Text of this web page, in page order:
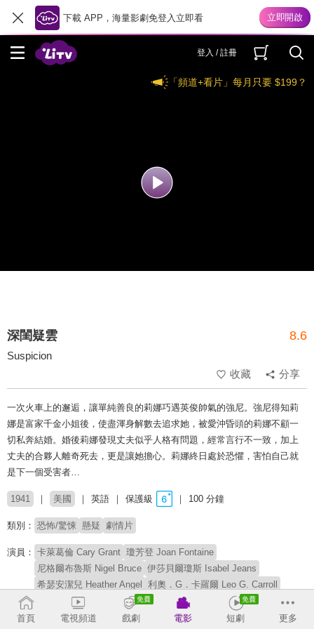
下載 APP，海量影劇免登入立即看
登入 / 註冊
「頻道+看片」每月只要 $199？
深閨疑雲 8.6
Suspicion
收藏
分享
一次火車上的邂逅，讓單純善良的莉娜巧遇英俊帥氣的強尼。強尼得知莉
娜是富家千金小姐後，使盡渾身解數去追求她，被愛沖昏頭的莉娜不顧一
切私奔結婚。婚後莉娜發現丈夫似乎人格有問題，經常言行不一致，加上
丈夫的合夥人離奇死去，更是讓她擔心。莉娜終日處於恐懼，害怕自己就
是下一個受害者…
1941 美國 英語 保護級 100 分鐘
類別： 恐怖/驚悚 懸疑 劇情片
演員： 卡萊葛倫 Cary Grant 瓊芳登 Joan Fontaine
尼格爾布魯斯 Nigel Bruce 伊莎貝爾瓊斯 Isabel Jeans
希瑟安潔兒 Heather Angel
利奧．G．卡羅爾 Leo G. Carroll
雷金納德雪菲爾 Reginald Sheffield Auriol Lee
首頁 電視頻道 戲劇 電影 短劇 更多